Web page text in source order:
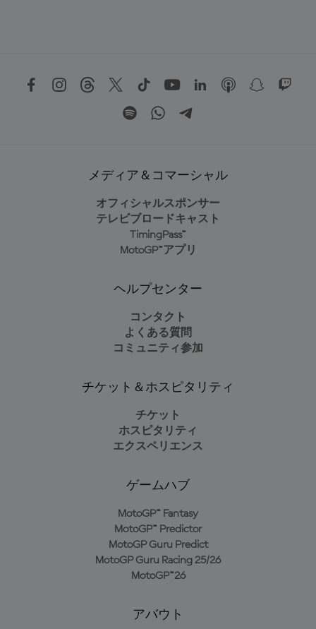
メディア＆コマーシャル
オフィシャルスポンサー
テレビブロードキャスト
TimingPass™
MotoGP™アプリ
ヘルプセンター
コンタクト
よくある質問
コミュニティ参加
チケット＆ホスピタリティ
チケット
ホスピタリティ
エクスペリエンス
ゲームハブ
MotoGP™ Fantasy
MotoGP™ Predictor
MotoGP Guru Predict
MotoGP Guru Racing 25/26
MotoGP™26
アバウト